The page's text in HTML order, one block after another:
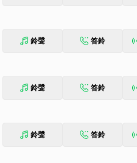
鈴聲 答鈴
鈴聲 答鈴
鈴聲 答鈴